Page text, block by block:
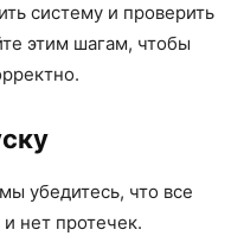
систему и проверить
этим шагам, чтобы
убедитесь, что все
нет протечек.